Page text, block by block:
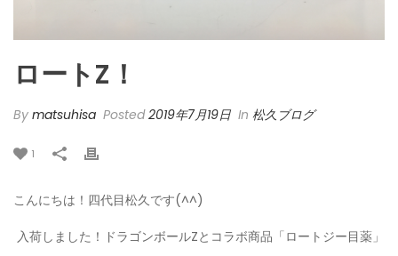
ロートZ！
By matsuhisa Posted2019年7月19日 In 松久ブログ
1
こんにちは！四代目松久です(^^)
入荷しました！ドラゴンボールZとコラボ商品「ロートジー目薬」